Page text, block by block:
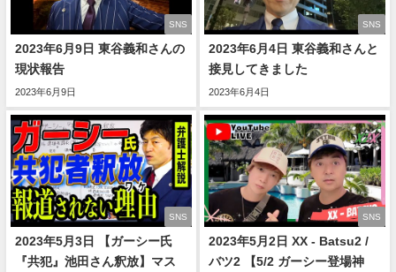
SNS
2023年6月9日 東谷義和さんの
現状報告
2023年6月9日
SNS
2023年6月4日 東谷義和さんと
接見してきました
2023年6月4日
SNS
2023年5月3日 【ガーシー氏
『共犯』池田さん釈放】マス
SNS
2023年5月2日 XX - Batsu2 /
バツ2 【5/2 ガーシー登場神